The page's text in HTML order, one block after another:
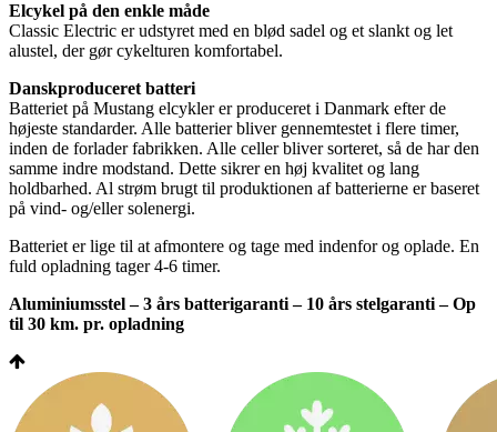
Elcykel på den enkle måde
Classic Electric er udstyret med en blød sadel og et slankt og let
alustel, der gør cykelturen komfortabel.
Danskproduceret batteri
Batteriet på Mustang elcykler er produceret i Danmark efter de
højeste standarder. Alle batterier bliver gennemtestet i flere timer,
inden de forlader fabrikken. Alle celler bliver sorteret, så de har den
samme indre modstand. Dette sikrer en høj kvalitet og lang
holdbarhed. Al strøm brugt til produktionen af batterierne er baseret
på vind- og/eller solenergi.
Batteriet er lige til at afmontere og tage med indenfor og oplade. En
fuld opladning tager 4-6 timer.
Aluminiumsstel – 3 års batterigaranti – 10 års stelgaranti – Op
til 30 km. pr. opladning